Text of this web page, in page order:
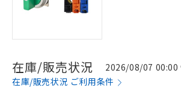
在庫/販売状況
2026/08/07 00:00
在庫/販売状況 ご利用条件